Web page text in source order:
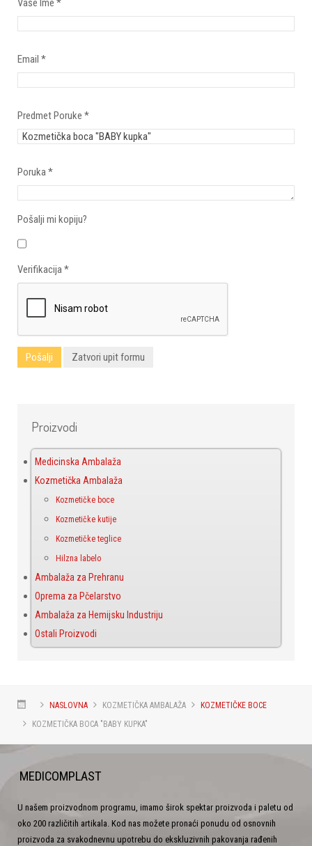
Vaše Ime *
Email *
Predmet Poruke *
Poruka*
Pošalji mi kopiju?
Verifikacija*
Pošalji Zatvori upit formu
Proizvodi
Medicinska Ambalaža
Kozmetička Ambalaža
Kozmetičke boce
Kozmetičke kutije
Kozmetičke teglice
Hilzna labelo
Ambalaža za Prehranu
Oprema za Pčelarstvo
Ambalaža za Hemijsku Industriju
Ostali Proizvodi
NASLOVNA KOZMETIČKA AMBALAŽA
KOZMETIČKE BOCE
KOZMETIČKA BOCA "BABY KUPKA"
MEDICOMPLAST
U našem proizvodnom programu, imamo širok spektar proizvoda i paletu od
oko 200 različitih artikala. Kod nas možete pronaći ponudu od osnovnih
proizvoda za svakodnevnu upotrebu do ekskluzivnih pakovanja rađenih